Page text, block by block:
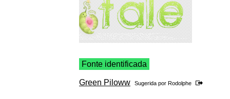
Fonte identificada
Green Piloww Sugerida por Rodolphe